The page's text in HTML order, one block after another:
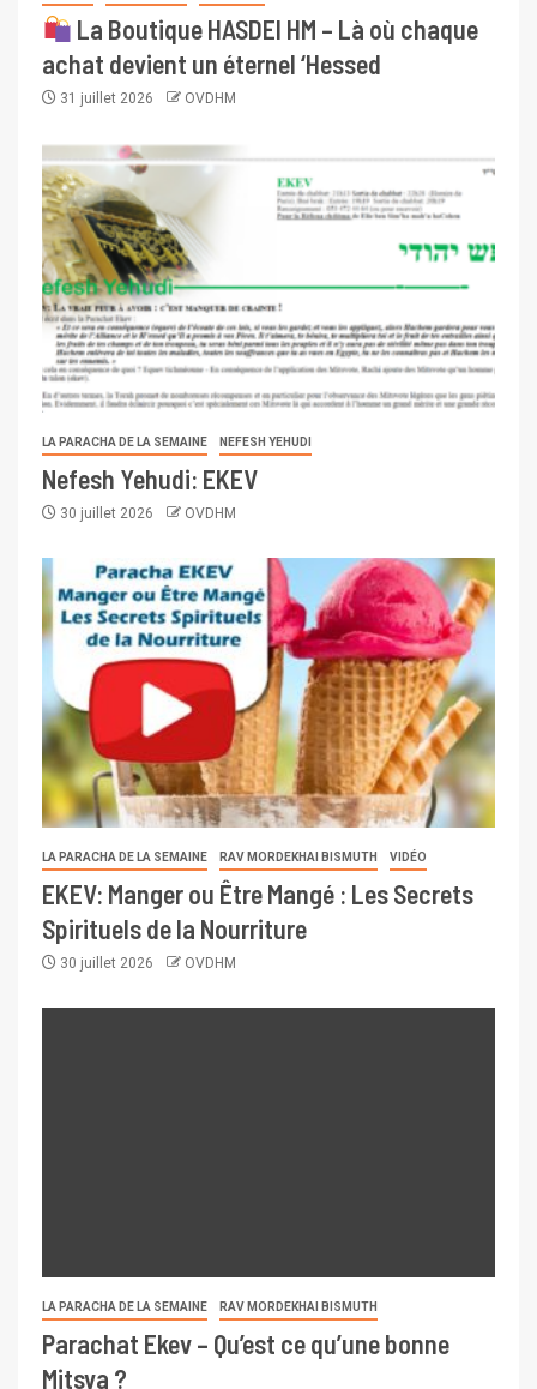
La Boutique HASDEI HM – Là où chaque
achat devient un éternel ‘Hessed
31 juillet 2026 OVDHM
LA PARACHA DE LA SEMAINE NEFESH YEHUDI
Nefesh Yehudi: EKEV
30 juillet 2026 OVDHM
LA PARACHA DE LA SEMAINE RAV MORDEKHAI BISMUTH VIDÉO
EKEV: Manger ou Être Mangé : Les Secrets
Spirituels de la Nourriture
30 juillet 2026 OVDHM
LA PARACHA DE LA SEMAINE RAV MORDEKHAI BISMUTH
Parachat Ekev – Qu’est ce qu’une bonne
Mitsva ?